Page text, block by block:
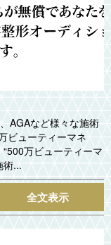
AGAなど様々な施術
ビューティーマネ
万ビューティーマ
術...
全文表示